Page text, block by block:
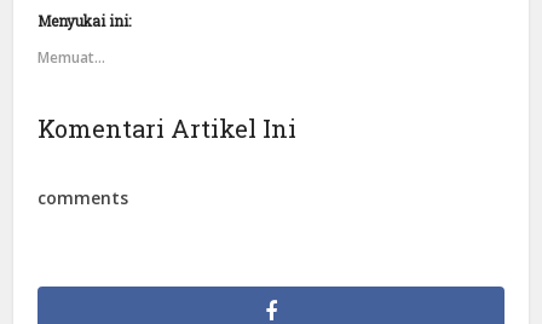
Menyukai ini:
Memuat...
Komentari Artikel Ini
comments